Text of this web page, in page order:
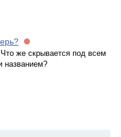
же скрывается под всем
названием?